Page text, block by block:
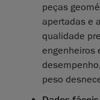
peças
apertadas e
qualidade
engenheiros
peso